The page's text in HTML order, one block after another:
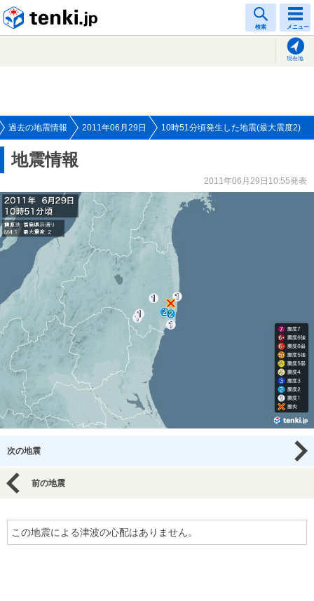
検索 メニュー
現在地
過去の地震情報 2011年06月29日 10時51分頃発生した地震(最大震度2)
地震情報
2011年06月29日10:55発表
次の地震
前の地震
この地震による津波の心配はありません。